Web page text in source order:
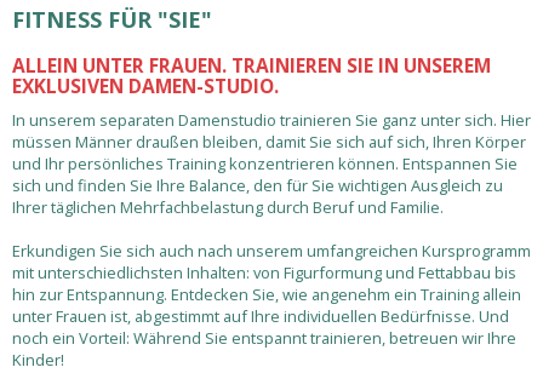
FITNESS FÜR "SIE"
ALLEIN UNTER FRAUEN. TRAINIEREN SIE IN UNSEREM
EXKLUSIVEN DAMEN-STUDIO.
In unserem separaten Damenstudio trainieren Sie ganz unter sich. Hier
müssen Männer draußen bleiben, damit Sie sich auf sich, Ihren Körper
und Ihr persönliches Training konzentrieren können. Entspannen Sie
sich und finden Sie Ihre Balance, den für Sie wichtigen Ausgleich zu
Ihrer täglichen Mehrfachbelastung durch Beruf und Familie.
Erkundigen Sie sich auch nach unserem umfangreichen Kursprogramm
mit unterschiedlichsten Inhalten: von Figurformung und Fettabbau bis
hin zur Entspannung. Entdecken Sie, wie angenehm ein Training allein
unter Frauen ist, abgestimmt auf Ihre individuellen Bedürfnisse. Und
noch ein Vorteil: Während Sie entspannt trainieren, betreuen wir Ihre
Kinder!